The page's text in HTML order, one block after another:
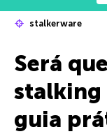
stalkerware
Será
stalking
guia